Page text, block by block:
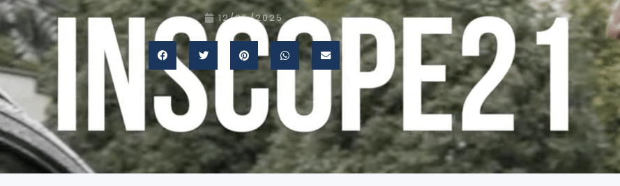
12/05/2025